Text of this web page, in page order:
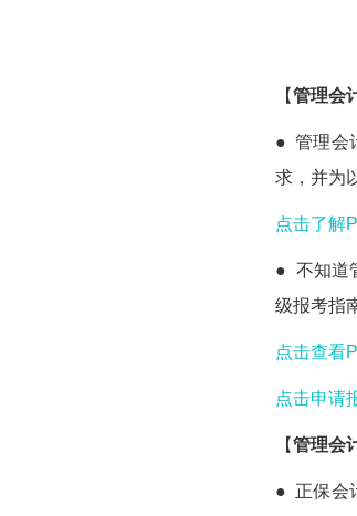
【管理会
● 管理会
求，并为
点击了解
● 不知道
级报考指
点击查看
点击申请
【管理会
● 正保会